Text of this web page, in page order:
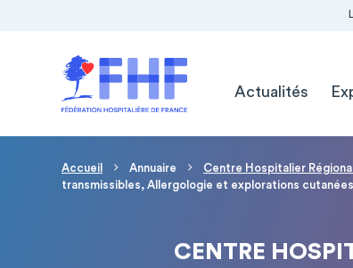
Actualités
Fil d'Ariane
Accueil Annuaire Centre Hospitalier
transmissibles, Allergologie et explorations cutanées
CENTRE